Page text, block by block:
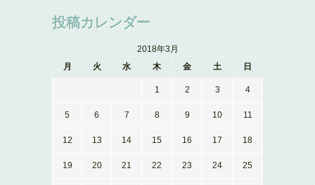
投稿カレンダー
2018年3月
月
火 水 木 金 土 日
1 2 3 4
5 6 7 8 9 10 11
12 13 14 15 16 17 18
19 20 21 22 23 24 25